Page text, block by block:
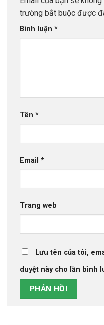
trường bắt buộc được
Bình luận *
Tên *
Email *
Trang web
Lưu tên của tôi,
duyệt này cho lần bình